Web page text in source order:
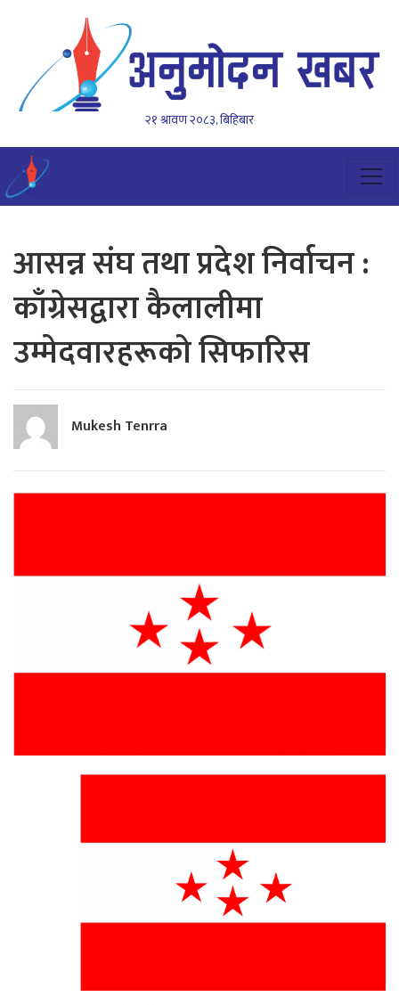
२१ श्रावण २०८३, बिहिबार
आसन्न संघ तथा प्रदेश निर्वाचन :
काँग्रेसद्वारा कैलालीमा
उम्मेदवारहरूको सिफारिस
Mukesh Tenrra